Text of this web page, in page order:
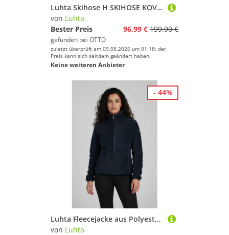
Luhta Skihose H SKIHOSE KOVERO sportlicher Stil, für winterliche Aktivitäten geeignet
von Luhta
Bester Preis
96,99 € 199,90 €
gefunden bei OTTO
zuletzt überprüft am 09.08.2026 um 01:18; der
Preis kann sich seitdem geändert haben.
Keine weiteren Anbieter
Luhta Fleecejacke aus Polyester, in den Größen S bis XXL
von Luhta
- 44%